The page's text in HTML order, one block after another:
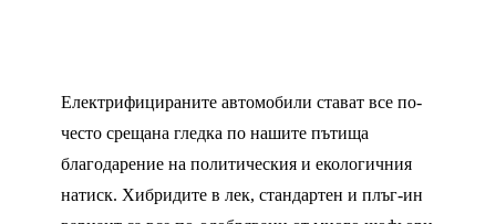
Електрифицираните автомобили стават все по-
често срещана гледка по нашите пътища
благодарение на политическия и екологичния
натиск. Хибридите в лек, стандартен и плъг-ин